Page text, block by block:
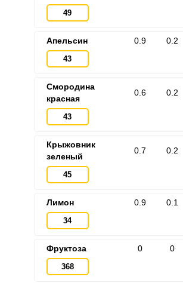
49
Апельсин
43
0.9 0.2
Смородина
красная
43
0.6 0.2
Крыжовник
зеленый
45
0.7 0.2
Лимон
34
0.9 0.1
Фруктоза
368
0 0